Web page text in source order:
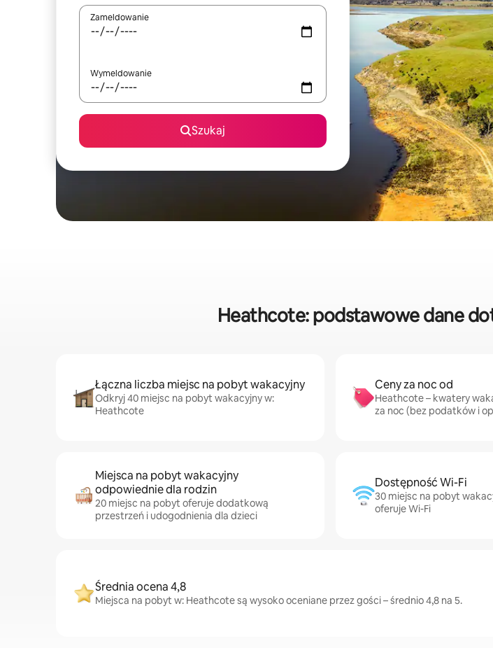
Zameldowanie
Wymeldowanie
Szukaj
Heathcote: podstawowe dane
Łączna liczba miejsc na pobyt wakacyjny
Odkryj 40 miejsc na pobyt wakacyjny w:
Heathcote
Ceny za noc od
Heathcote – kwatery
za noc (bez podatków i
Miejsca na pobyt wakacyjny
odpowiednie dla rodzin
20 miejsc na pobyt oferuje dodatkową
przestrzeń i udogodnienia dla dzieci
Dostępność Wi-Fi
30 miejsc na pobyt
oferuje Wi-Fi
Średnia ocena 4,8
Miejsca na pobyt w: Heathcote są wysoko oceniane przez gości – średnio 4,8 na 5.